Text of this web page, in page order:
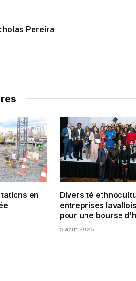
Pereira
en
Diversité
entreprises
pour une bourse
5 août 2026